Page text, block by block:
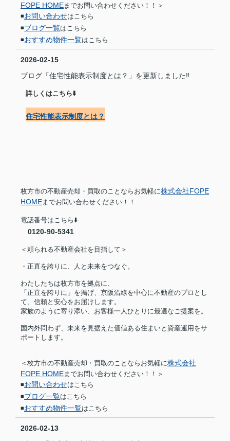
FOPE HOME までお問い合わせください！！＞
◾️お問い合わせはこちら
◾️ブログ一覧はこちら
◾️おすすめ物件一覧はこちら
2026-02-15
ブログ「住宅性能表示制度とは？」を更新しました‼︎
詳しくはこちら⬇️
住宅性能表示制度とは？
枚方市の不動産売却・買取のことならお気軽に株式会社FOPE
HOME までお問い合わせください！！
電話番号はこちら⬇️
0120-90-5341
＜頼られる不動産会社を目指して＞
・正直を誇りに、人と未来をつなぐ。
わたしたちは枚方市を拠点に、
「正直を誇りに」を掲げ、京阪沿線を中心に不動産のプロとし
て、信頼と安心をお届けします。
家族のように寄り添い、お客様一人ひとりに最適なご提案を。
国内外問わず、未来を見据えた価値ある住まいと資産運用をサ
ポートします。
＜枚方市の不動産売却・買取のことならお気軽に株式会社
FOPE HOME までお問い合わせください！！＞
◾️お問い合わせはこちら
◾️ブログ一覧はこちら
◾️おすすめ物件一覧はこちら
2026-02-13